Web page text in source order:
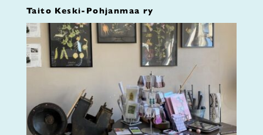
Taito Keski-Pohjanmaa ry